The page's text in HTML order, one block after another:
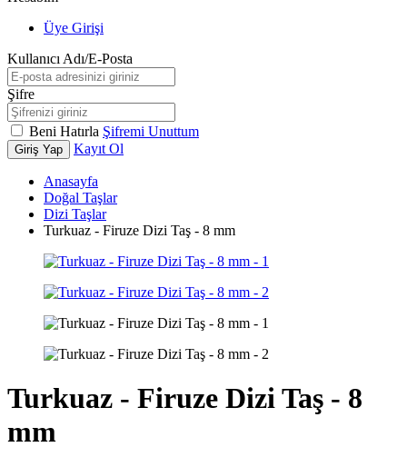
Üye Girişi
Kullanıcı Adı/E-Posta
Şifre
Beni Hatırla Şifremi Unuttum
Giriş Yap Kayıt Ol
Anasayfa
Doğal Taşlar
Dizi Taşlar
Turkuaz - Firuze Dizi Taş - 8 mm
Turkuaz - Firuze Dizi Taş - 8
mm